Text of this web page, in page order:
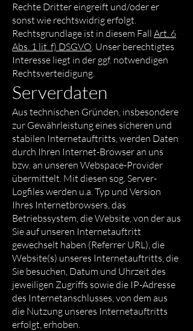
Rechte Dritter eingreift und/oder er
sonst wie rechtswidrig erfolgt.
Rechtsgrundlage ist in diesem Fall Art. 6
Abs. 1 lit. f) DSGVO. Unser berechtigtes
Interesse liegt in der ggf. notwendigen
Rechtsverteidigung.
Serverdaten
Aus technischen Gründen, insbesondere
zur Gewährleistung eines sicheren und
stabilen Internetauftritts, werden Daten
durch Ihren Internet-Browser an uns
bzw. an unseren Webspace-Provider
übermittelt. Mit diesen sog. Server-
Logfiles werden u.a. Typ und Version
Ihres Internetbrowsers, das
Betriebssystem, die Website, von der aus
Sie auf unseren Internetauftritt
gewechselt haben (Referrer URL), die
Website(s) unseres Internetauftritts, die
Sie besuchen, Datum und Uhrzeit des
jeweiligen Zugriffs sowie die IP-Adresse
des Internetanschlusses, von dem aus
die Nutzung unseres Internetauftritts
erfolgt, erhoben.